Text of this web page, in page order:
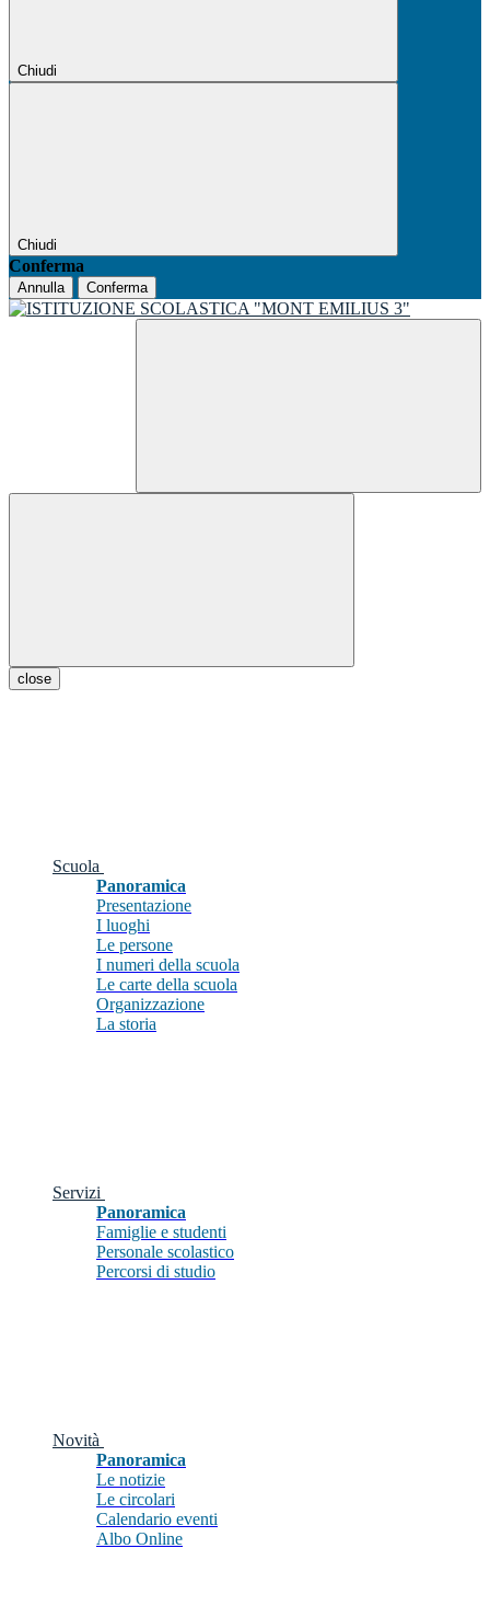
Chiudi
Chiudi
Conferma
Annulla Conferma
close
Scuola
Panoramica
Presentazione
I luoghi
Le persone
I numeri della scuola
Le carte della scuola
Organizzazione
La storia
Servizi
Panoramica
Famiglie e studenti
Personale scolastico
Percorsi di studio
Novità
Panoramica
Le notizie
Le circolari
Calendario eventi
Albo Online